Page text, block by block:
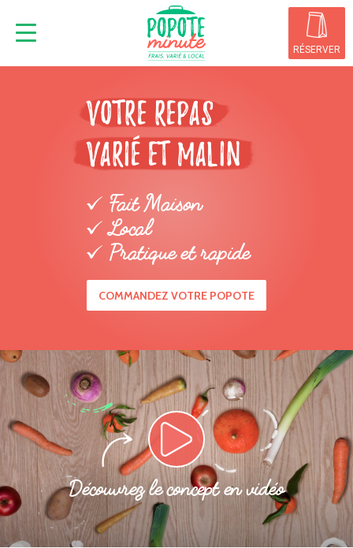
contenu
principal
RÉSERVER
VOTRE REPAS
VARIE ET MALIN
Fait Maison
Local
Pratique et rapide
COMMANDEZ VOTRE POPOTE
Découvrez le concept en vidéo
Lire la video